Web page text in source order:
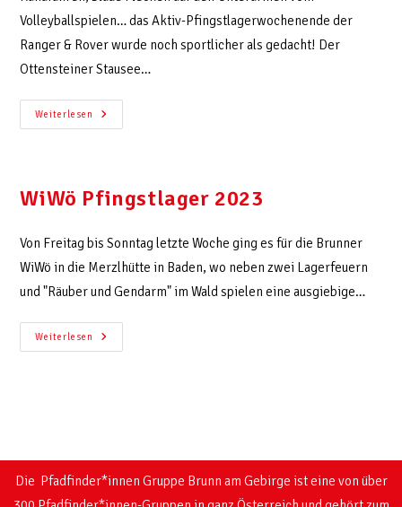
Volleyballspielen… das Aktiv-Pfingstlagerwochenende der
Ranger & Rover wurde noch sportlicher als gedacht! Der
Ottensteiner Stausee…
Weiterlesen
WiWö Pfingstlager 2023
Von Freitag bis Sonntag letzte Woche ging es für die Brunner
WiWö in die Merzlhütte in Baden, wo neben zwei Lagerfeuern
und "Räuber und Gendarm" im Wald spielen eine ausgiebige…
Weiterlesen
Die Pfadfinder*innen Gruppe Brunn am Gebirge ist eine von über